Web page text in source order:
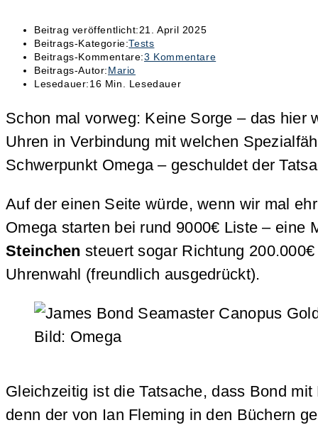
Beitrag veröffentlicht:21. April 2025
Beitrags-Kategorie:Tests
Beitrags-Kommentare:3 Kommentare
Beitrags-Autor:Mario
Lesedauer:16 Min. Lesedauer
Schon mal vorweg: Keine Sorge – das hier
Uhren in Verbindung mit welchen
Schwerpunkt Omega – geschuldet der
Auf der einen Seite würde, wenn wir mal
Omega starten bei rund 9000€ Liste –
Steinchensteuert sogar Richtung
Uhrenwahl (freundlich ausgedrückt).
Bild: Omega
Gleichzeitig ist die Tatsache, dass Bond
denn der von Ian Fleming in den Büchern